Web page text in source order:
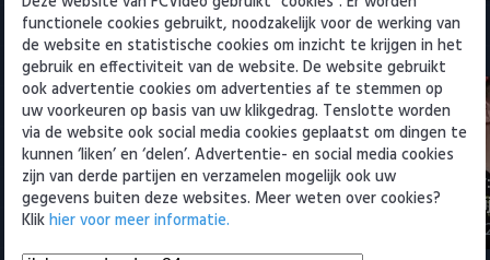
Eredivisie
Maak kennis met Sami
Bouhoudane (Cambuur)
5 augustus 2026 20:45
Joris
Ahead te
5 augustus
functionele cookies gebruikt, noodzakelijk voor de werking van
de website en statistische cookies om inzicht te krijgen in het
gebruik en effectiviteit van de website. De website gebruikt
ook advertentie cookies om advertenties af te stemmen op
uw voorkeuren op basis van uw klikgedrag. Tenslotte worden
via de website ook social media cookies geplaatst om dingen te
kunnen ‘liken’ en ‘delen’. Advertentie- en social media cookies
zijn van derde partijen en verzamelen mogelijk ook uw
gegevens buiten deze websites. Meer weten over cookies?
Klikhier voor meer informatie.